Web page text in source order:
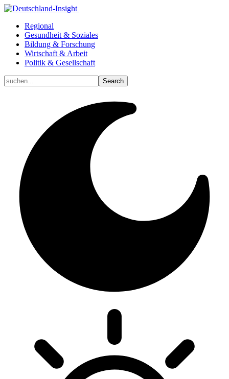
Regional
Gesundheit & Soziales
Bildung & Forschung
Wirtschaft & Arbeit
Politik & Gesellschaft